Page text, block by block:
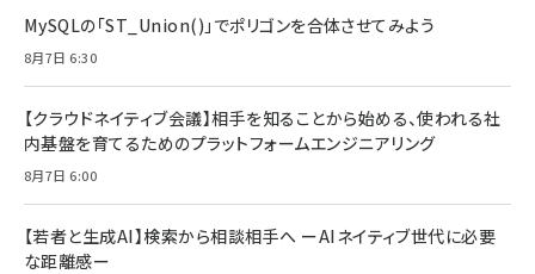
MySQLの「ST_Union()」でポリゴンを合体させてみよう
8月7日 6:30
【クラウドネイティブ会議】相手を知ることから始める、使われる社
内基盤を育てるためのプラットフォームエンジニアリング
8月7日 6:00
【若者と生成AI】検索から相談相手へ ーAIネイティブ世代に必要
な距離感ー